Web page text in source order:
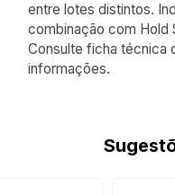
entre lotes distintos.
combinação com Hold
Consulte ficha técnica
informações.